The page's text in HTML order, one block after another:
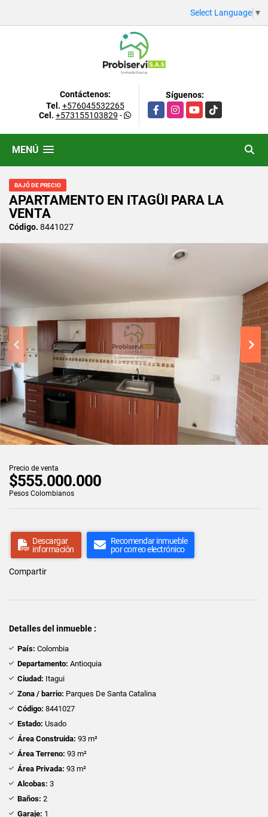
Select Language ▼
Contáctenos:
Tel. +576045532265
Cel. +573155103829 -
Síguenos:
FacebookInstagramYouTubeTikTok
MENÚ
BAJÓ DE PRECIO
APARTAMENTO EN ITAGÜI PARA LA
VENTA
Código. 8441027
Precio de venta
$555.000.000
Pesos Colombianos
Descargar
información
Recomendar inmueble
por correo electrónico
Compartir
Detalles del inmueble :
País: Colombia
Departamento: Antioquia
Ciudad: Itagui
Zona / barrio: Parques De Santa Catalina
Código: 8441027
Estado: Usado
Área Construida: 93 m²
Área Terreno: 93 m²
Área Privada: 93 m²
Alcobas: 3
Baños: 2
Garaje: 1